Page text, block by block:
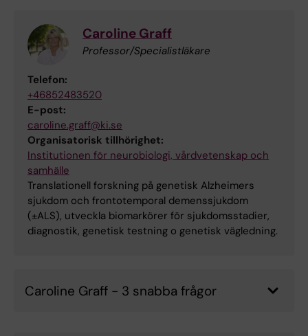
Caroline Graff
Professor/Specialistläkare
Telefon:
+46852483520
E-post:
caroline.graff@ki.se
Organisatorisk tillhörighet:
Institutionen för neurobiologi, vårdvetenskap och
samhälle
Translationell forskning på genetisk Alzheimers
sjukdom och frontotemporal demenssjukdom
(±ALS), utveckla biomarkörer för sjukdomsstadier,
diagnostik, genetisk testning o genetisk vägledning.
Caroline Graff - 3 snabba frågor